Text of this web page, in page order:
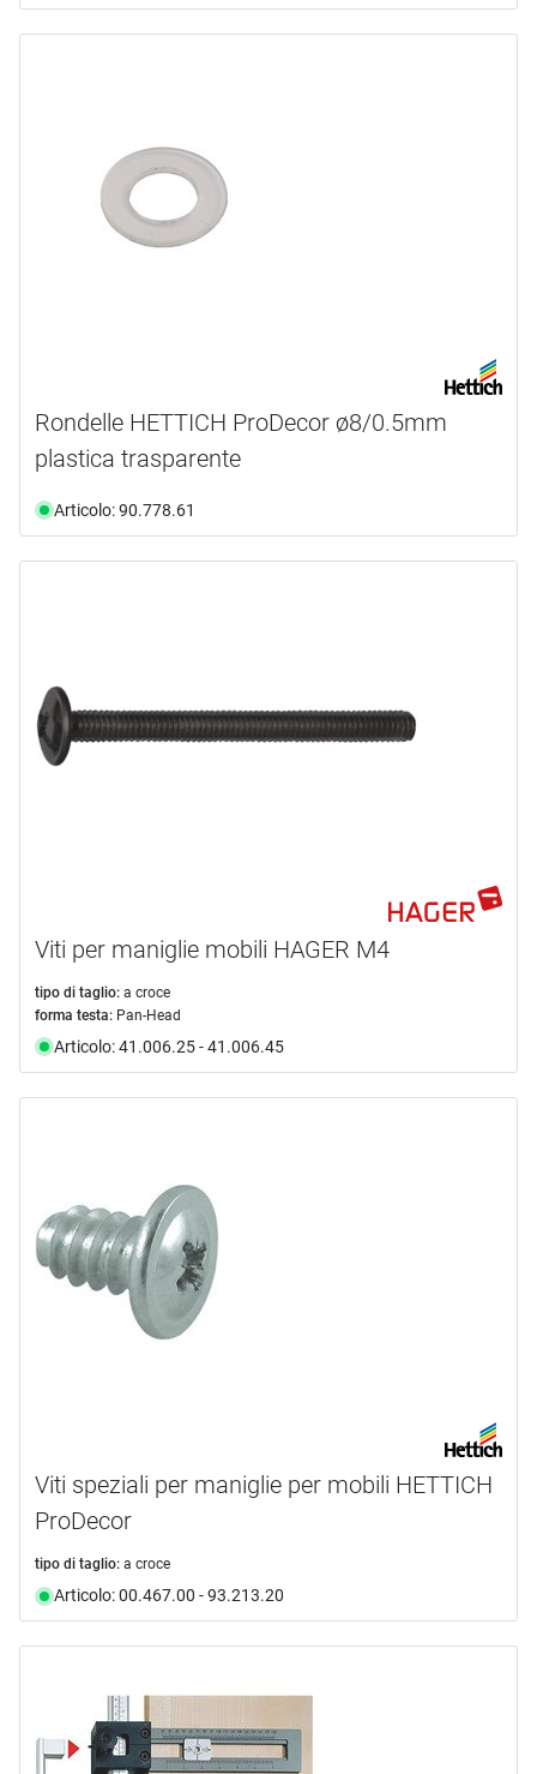
Rondelle HETTICH ProDecor ø8/0.5mm
plastica trasparente
Articolo: 90.778.61
Viti per maniglie mobili HAGER M4
tipo di taglio: a croce
forma testa: Pan-Head
Articolo: 41.006.25 - 41.006.45
Viti speziali per maniglie per mobili HETTICH
ProDecor
tipo di taglio: a croce
Articolo: 00.467.00 - 93.213.20